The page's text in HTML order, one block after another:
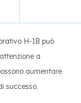
H-1B può
a
aumentare
successo.